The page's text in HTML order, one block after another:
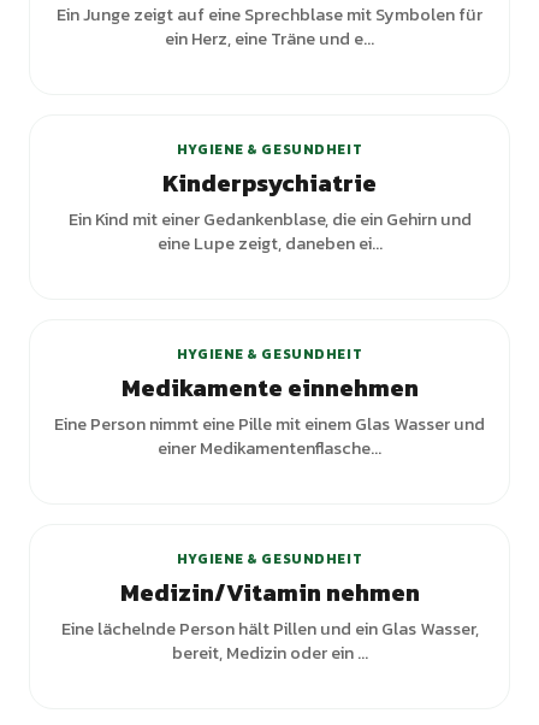
Ein Junge zeigt auf eine Sprechblase mit Symbolen für
ein Herz, eine Träne und e...
HYGIENE & GESUNDHEIT
Kinderpsychiatrie
Ein Kind mit einer Gedankenblase, die ein Gehirn und
eine Lupe zeigt, daneben ei...
HYGIENE & GESUNDHEIT
Medikamente einnehmen
Eine Person nimmt eine Pille mit einem Glas Wasser und
einer Medikamentenflasche...
HYGIENE & GESUNDHEIT
Medizin/Vitamin nehmen
Eine lächelnde Person hält Pillen und ein Glas Wasser,
bereit, Medizin oder ein ...